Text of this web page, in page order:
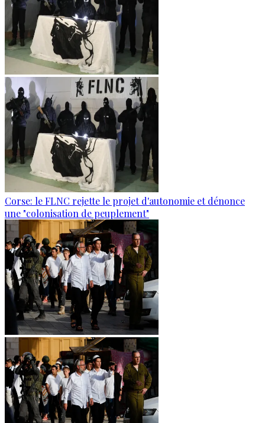
Corse: le FLNC rejette le projet d'autonomie et dénonce
une "colonisation de peuplement"